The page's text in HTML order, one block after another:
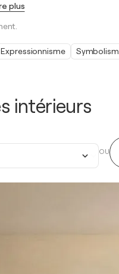
intérieurs
OU
plus
Expressionnisme